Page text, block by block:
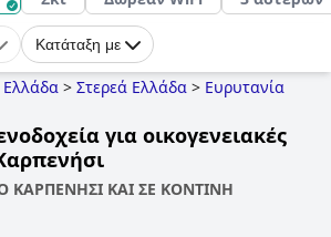
Κατάταξη με
Ελλάδα > Στερεά Ελλάδα > Ευρυτανία
για οικογενειακές
ΚΑΡΠΕΝΗΣΙ ΚΑΙ ΣΕ ΚΟΝΤΙΝΗ